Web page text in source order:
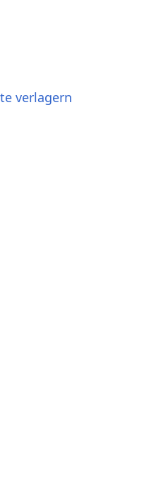
verlagern